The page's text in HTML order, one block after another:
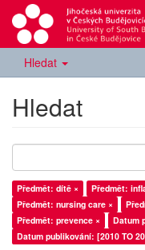
Hledat
Hledat
Předmět: dítě ×
Předmět:
Předmět: nursing care ×
Předmět: prevence ×
Datum
Datum publikování: [2010 TO